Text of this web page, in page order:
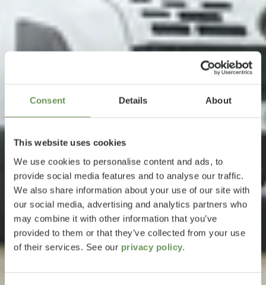
Consent Details About
This website uses cookies
We use cookies to personalise content and ads, to
provide social media features and to analyse our traffic.
We also share information about your use of our site with
our social media, advertising and analytics partners who
may combine it with other information that you’ve
provided to them or that they’ve collected from your use
of their services. See our privacy policy.